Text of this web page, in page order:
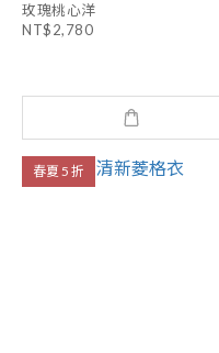
玫瑰桃心洋
NT$2,780
春夏 5 折